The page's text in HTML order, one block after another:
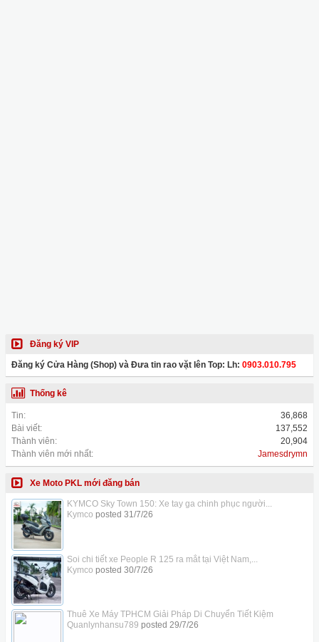
Đăng ký VIP
Đăng ký Cửa Hàng (Shop) và Đưa tin rao vặt lên Top: Lh: 0903.010.795
Thống kê
Tin:
36,868
Bài viết:
137,552
Thành viên:
20,904
Thành viên mới nhất:
Jamesdrymn
Xe Moto PKL mới đăng bán
KYMCO Sky Town 150: Xe tay ga chinh phục người...
Kymco posted 31/7/26
Soi chi tiết xe People R 125 ra mắt tại Việt Nam,...
Kymco posted 30/7/26
Thuê Xe Máy TPHCM Giải Pháp Di Chuyển Tiết Kiệm
Quanlynhansu789 posted 29/7/26